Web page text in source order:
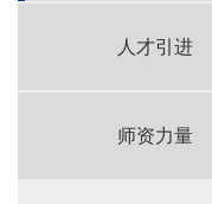
人才引进
师资力量